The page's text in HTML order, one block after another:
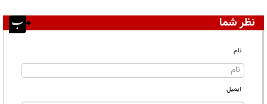
نظر شما
نام
ایمیل